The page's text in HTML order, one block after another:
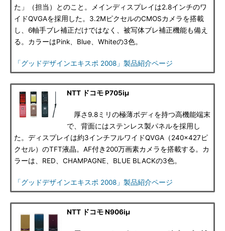
た」（担当）とのこと。メインディスプレイは2.8インチのワ
イドQVGAを採用した。3.2MピクセルのCMOSカメラを搭載
し、6軸手ブレ補正だけではなく、被写体ブレ補正機能も備え
る。カラーはPink、Blue、Whiteの3色。
「グッドデザインエキスポ 2008」製品紹介ページ
NTT ドコモ P705iμ
厚さ9.8ミリの極薄ボディを持つ高機能端末
で、背面にはステンレス製パネルを採用し
た。ディスプレイは約3インチフルワイドQVGA（240×427ピ
クセル）のTFT液晶。AF付き200万画素カメラを搭載する。カ
ラーは、RED、CHAMPAGNE、BLUE BLACKの3色。
「グッドデザインエキスポ 2008」製品紹介ページ
NTT ドコモ N906iμ